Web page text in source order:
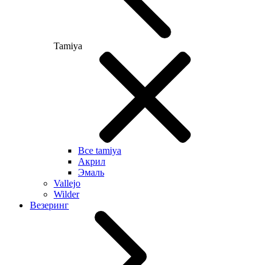
Tamiya
Все tamiya
Акрил
Эмаль
Vallejo
Wilder
Везеринг